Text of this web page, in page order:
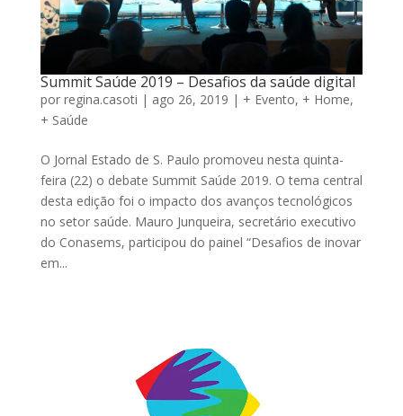
Summit Saúde 2019 – Desafios da saúde digital
por regina.casoti | ago 26, 2019 | + Evento, + Home,
+ Saúde
O Jornal Estado de S. Paulo promoveu nesta quinta-
feira (22) o debate Summit Saúde 2019. O tema central
desta edição foi o impacto dos avanços tecnológicos
no setor saúde. Mauro Junqueira, secretário executivo
do Conasems, participou do painel “Desafios de inovar
em...